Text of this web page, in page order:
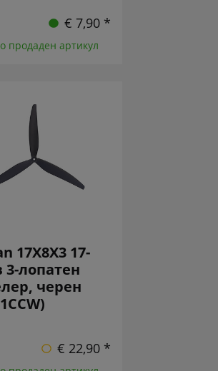
€ 7,90 *
продаден артикул
17X8X3 17-
3-лопатен
черен
€ 22,90 *